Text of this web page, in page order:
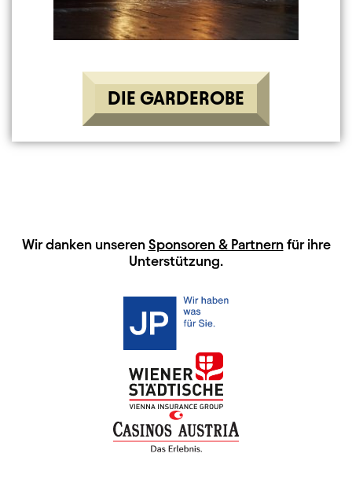
DIE GARDEROBE
HAUPTSPONSOREN
Wir danken unseren Sponsoren & Partnernfür ihre
Unterstützung.